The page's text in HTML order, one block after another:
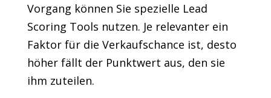
Vorgang können Sie spezielle Lead
Scoring Tools nutzen. Je relevanter ein
Faktor für die Verkaufschance ist, desto
höher fällt der Punktwert aus, den sie
ihm zuteilen.